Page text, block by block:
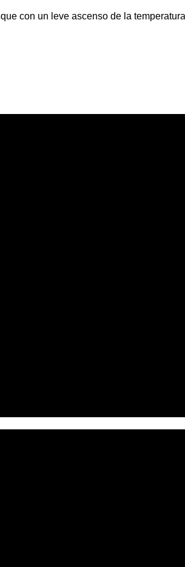
con un leve ascenso de la